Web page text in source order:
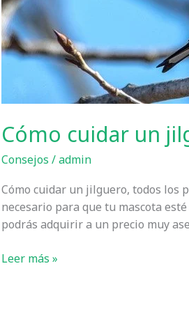
Cómo cuidar un
Consejos /admin
Cómo cuidar un jilguero, todos los
necesario para que tu mascota
podrás adquirir a un precio muy
Cómo
Leer más »